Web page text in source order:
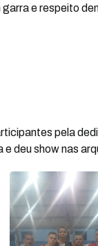
e respeito
pela
deu show nas